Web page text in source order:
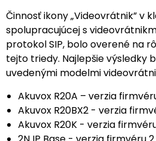
Činnosť ikony „Videovrátnik” v
spolupracujúcej s
protokol SIP, bolo overené na
tejto triedy. Najlepšie výsledky
uvedenými modelmi
Akuvox R20A – verzia
Akuvox R20BX2 - verzia
Akuvox R20K - verzia firmvéru